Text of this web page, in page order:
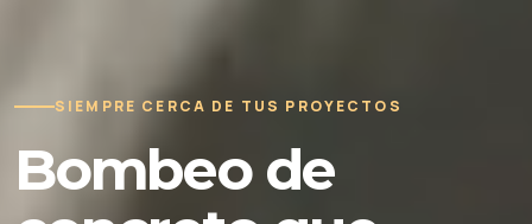
SIEMPRE CERCA DE TUS PROYECTOS
Bombeo de